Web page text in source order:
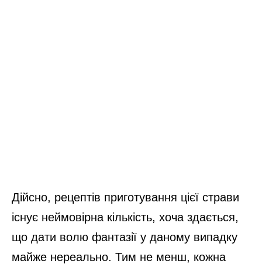
Дійсно, рецептів приготування цієї страви
існує неймовірна кількість, хоча здається,
що дати волю фантазії у даному випадку
майже нереально. Тим не менш, кожна